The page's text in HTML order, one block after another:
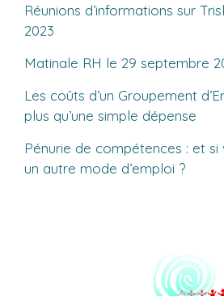
Réunions d’informations sur
2023
Matinale RH le 29 septembre
Les coûts d’un Groupement
plus qu’une simple dépense
Pénurie de compétences : et si
un autre mode d’emploi ?